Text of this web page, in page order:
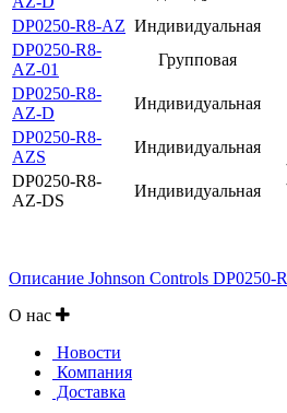
DP0250-R8-AZ Индивидуальная
DP0250-R8-
AZ-01
Групповая
DP0250-R8-
AZ-D
Индивидуальная
DP0250-R8-
AZS
Индивидуальная
DP0250-R8-
AZ-DS
Индивидуальная
Описание Johnson Controls DP0250-
О нас
Новости
Компания
Доставка